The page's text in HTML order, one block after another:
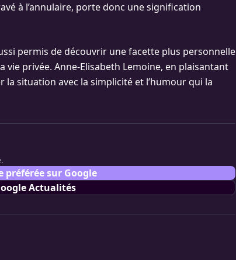
à l’annulaire, porte donc une signification
permis de découvrir une facette plus personnelle
vie privée. Anne-Elisabeth Lemoine, en plaisantant
situation avec la simplicité et l’humour qui la
préférée sur Google
Actualités